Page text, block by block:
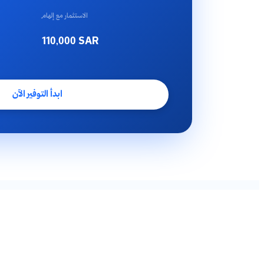
الاستثمار مع إلهام
110,000SAR
ابدأ التوفير الآن